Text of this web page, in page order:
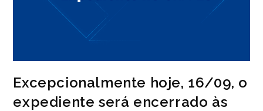
Excepcionalmente hoje, 16/09, o
expediente será encerrado às